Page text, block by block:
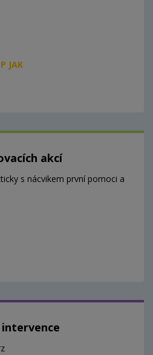
JAK
akcí
s nácvikem první pomoci a